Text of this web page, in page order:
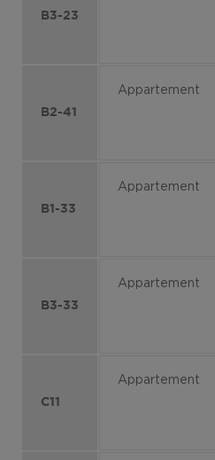
B3-23
B2-41
Appartement
B1-33
Appartement
B3-33
Appartement
C11
Appartement